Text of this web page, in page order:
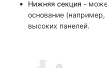
Нижняя секция -
основание
высоких панелей.